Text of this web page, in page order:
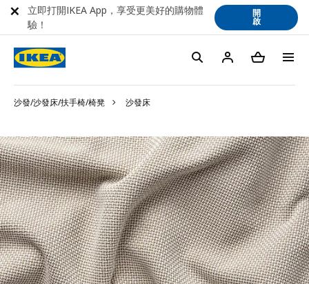
沙發/沙發床/扶手椅/椅凳 沙發床
立即打開IKEA App，享受更美好的購物體
驗！
開
啟